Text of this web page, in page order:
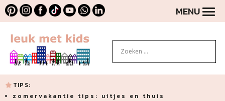
MENU
TIPS:
zomervakantie tips: uitjes en thuis